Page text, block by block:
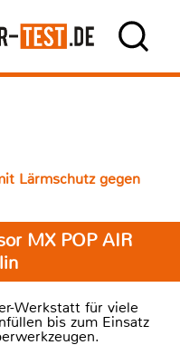
Lärmschutz gegen
MX POP AIR
Werkstatt für viele
bis zum Einsatz